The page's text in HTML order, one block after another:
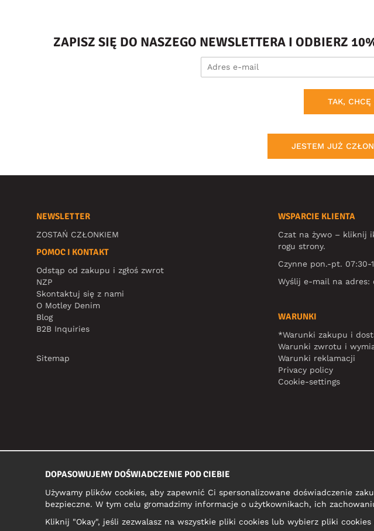
ZAPISZ SIĘ DO NASZEGO NEWSLETTERA I ODBIERZ
TAK, CHCĘ
JESTEM JUŻ
NEWSLETTER
ZOSTAŃ CZŁONKIEM
POMOC I KONTAKT
Odstąp od zakupu i zgłoś zwrot
NZP
Skontaktuj się z nami
O Motley Denim
Blog
B2B Inquiries
Sitemap
WSPARCIE KLIENTA
Czat na żywo – kliknij
rogu strony.
Czynne pon.-pt. 07:30-
Wyślij e-mail na adres:
WARUNKI
*Warunki zakupu i
Warunki zwrotu i
Warunki reklamacji
Privacy policy
Cookie-settings
DOPASOWUJEMY DOŚWIADCZENIE POD CIEBIE
Używamy plików cookies, aby zapewnić Ci spersonalizowane doświadczenie
bezpieczne. W tym celu gromadzimy informacje o użytkownikach, ich
Kliknij "Okay", jeśli zezwalasz na wszystkie pliki cookies lub wybierz pliki